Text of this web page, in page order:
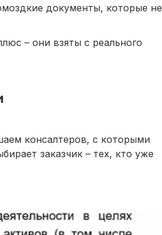
документы, которые не
– они взяты с реального
консалтеров, с которыми
заказчик – тех, кто уже